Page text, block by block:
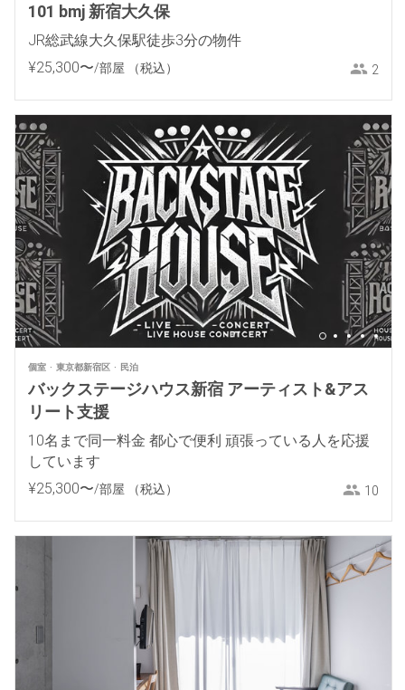
101 bmj 新宿大久保
JR総武線大久保駅徒歩3分の物件
¥25,300〜/部屋 （税込） 2
個室 東京都新宿区 民泊
バックステージハウス新宿 アーティスト&アス
リート支援
10名まで同一料金 都心で便利 頑張っている人を応援
しています
¥25,300〜/部屋 （税込） 10